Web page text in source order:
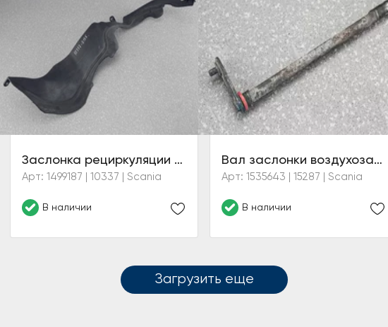
Заслонка рециркуляции воздуха CR
Арт: 1499187 | 10337 | Scania
В наличии
Вал заслонки воздухозаборника (зима-лето)
Арт: 1535643 | 15287 | Scania
В наличии
Загрузить еще